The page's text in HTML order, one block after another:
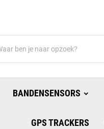
BANDENSENSORS
GPS TRACKERS